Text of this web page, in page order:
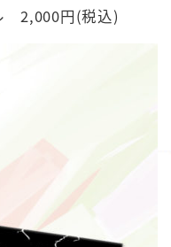
2,000円(税込)